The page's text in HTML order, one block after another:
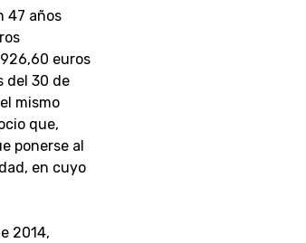
47 años
euros
del 30 de
mismo
que,
ponerse al
en cuyo
2014,